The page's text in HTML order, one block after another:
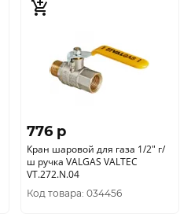
776 p
Кран шаровой для газа 1/2" г/
ш ручка VALGAS VALTEC
VT.272.N.04
Код товара: 034456